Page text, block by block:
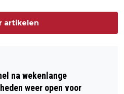
artikelen
na wekenlange
weer open voor